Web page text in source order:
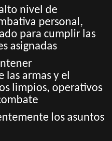
nivel de
personal,
para cumplir las
asignadas
las armas y el
limpios, operativos
los asuntos